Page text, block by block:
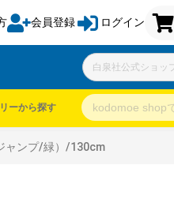
会員登録 ログイン
ーから探す
ャンプ/緑）/130cm